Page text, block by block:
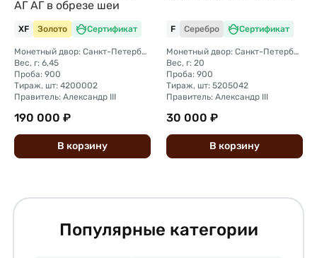
АГ АГ в обрезе шеи
XF Золото Сертификат
Монетный двор: Санкт-Петербургский монетный двор
Вес, г: 6,45
Проба: 900
Тираж, шт: 4200002
Правитель: Александр III
190 000 ₽
В корзину
F Серебро Сертификат
Монетный двор: Санкт-Петербургский монетный двор
Вес, г: 20
Проба: 900
Тираж, шт: 5205042
Правитель: Александр III
30 000 ₽
В корзину
Популярные категории